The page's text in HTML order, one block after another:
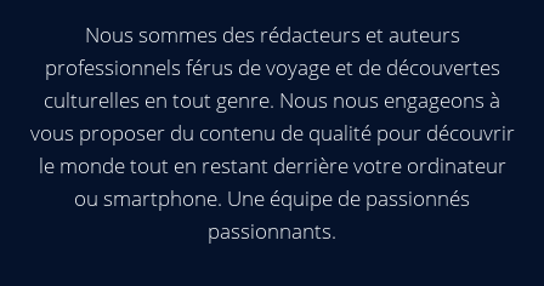
Nous sommes des rédacteurs et auteurs
professionnels férus de voyage et de découvertes
culturelles en tout genre. Nous nous engageons à
vous proposer du contenu de qualité pour découvrir
le monde tout en restant derrière votre ordinateur
ou smartphone. Une équipe de passionnés
passionnants.